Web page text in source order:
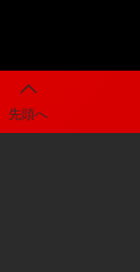
先頭へ